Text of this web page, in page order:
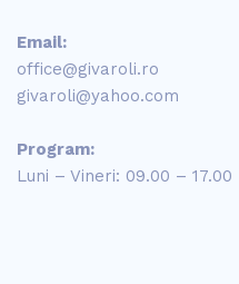
Email:
office@givaroli.ro
givaroli@yahoo.com
Program:
Luni – Vineri: 09.00 – 17.00